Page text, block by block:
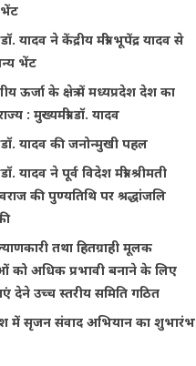
भेंट
डॉ. यादव ने केंद्रीय मंत्री भूपेंद्र यादव से
भेंट
ऊर्जा के क्षेत्र में मध्यप्रदेश देश का
: मुख्यमंत्री डॉ. यादव
डॉ. यादव की जनोन्मुखी पहल
डॉ. यादव ने पूर्व विदेश मंत्री श्रीमती
की पुण्यतिथि पर श्रद्धांजलि
तथा हितग्राही मूलक
को अधिक प्रभावी बनाने के लिए
देने उच्च स्तरीय समिति गठित
में सृजन संवाद अभियान का शुभारंभ